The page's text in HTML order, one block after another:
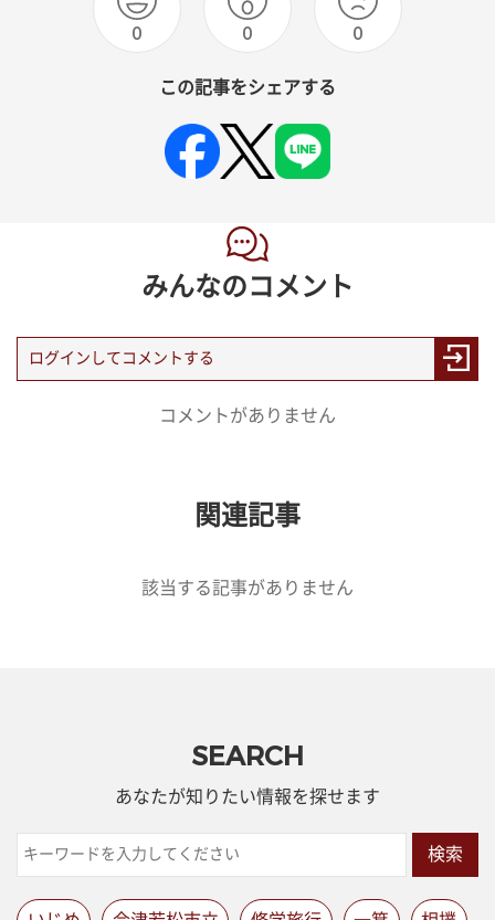
0 0 0
この記事をシェアする
みんなのコメント
コメントがありません
関連記事
該当する記事がありません
SEARCH
あなたが知りたい情報を探せます
検索